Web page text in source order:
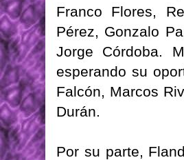
Franco Flores,
Pérez, Gonzalo
Jorge Córdoba.
esperando su
Falcón, Marcos
Durán.
Por su parte,